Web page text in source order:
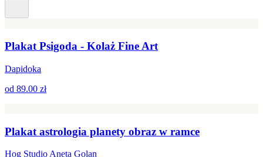
Plakat Psigoda - Kolaż Fine Art
Dapidoka
od 89.00 zł
Plakat astrologia planety obraz w ramce
Hog Studio Aneta Golan